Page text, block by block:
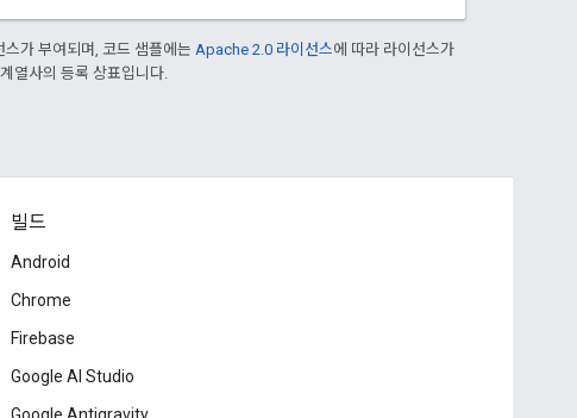
스가 부여되며, 코드 샘플에는 Apache 2.0 라이선스에 따라 라이선스가
열사의 등록 상표입니다.
빌드
Android
Chrome
Firebase
Google AI Studio